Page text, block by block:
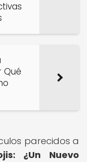
Qué
parecidos a
¿Un Nuevo